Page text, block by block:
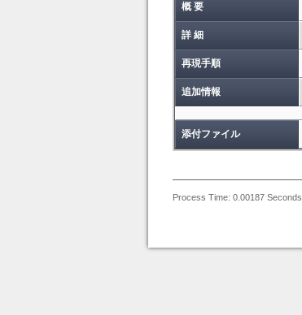
概 要
詳 細
再現手順
追加情報
添付ファイル
Process Time: 0.00187 Seconds.